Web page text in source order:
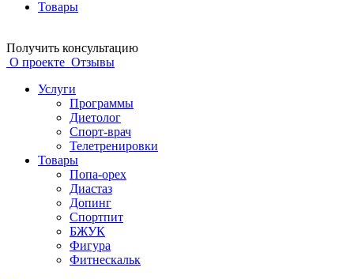
Товары
Получить консультацию
О проекте Отзывы
Услуги
Программы
Диетолог
Спорт-врач
Телетренировки
Товары
Попа-орех
Диастаз
Допинг
Спортпит
БЖУК
Фигура
Фитнескальк